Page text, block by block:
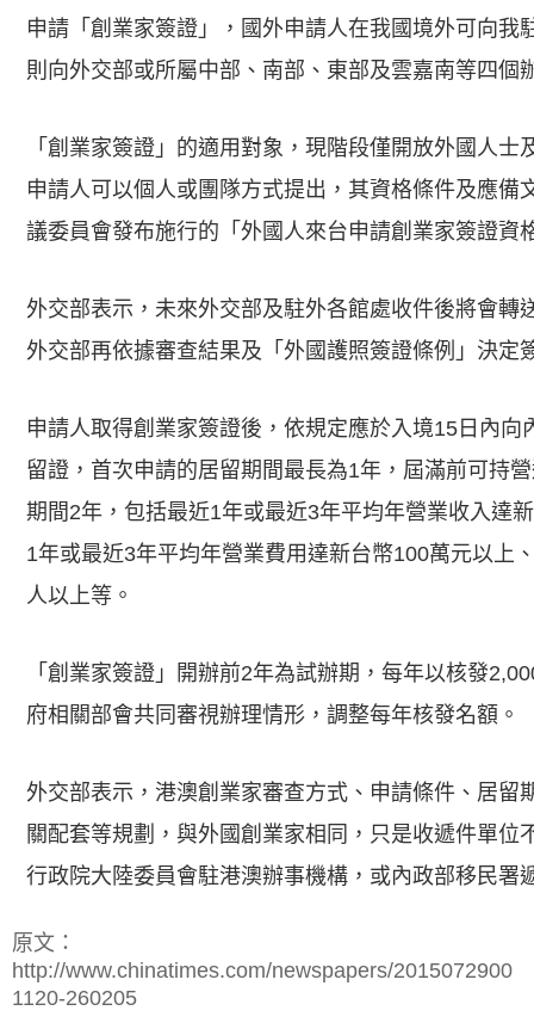
申請「創業家簽證」，國外申請人在我國境外可向我
則向外交部或所屬中部、南部、東部及雲嘉南等四個
「創業家簽證」的適用對象，現階段僅開放外國人士
申請人可以個人或團隊方式提出，其資格條件及應備
議委員會發布施行的「外國人來台申請創業家簽證資
外交部表示，未來外交部及駐外各館處收件後將會轉
外交部再依據審查結果及「外國護照簽證條例」決定
申請人取得創業家簽證後，依規定應於入境15日內向
留證，首次申請的居留期間最長為1年，屆滿前可持
期間2年，包括最近1年或最近3年平均年營業收入達
1年或最近3年平均年營業費用達新台幣100萬元以上
人以上等。
「創業家簽證」開辦前2年為試辦期，每年以核發
府相關部會共同審視辦理情形，調整每年核發名額。
外交部表示，港澳創業家審查方式、申請條件、居留
關配套等規劃，與外國創業家相同，只是收遞件單位
行政院大陸委員會駐港澳辦事機構，或內政部移民署
原文：
http://www.chinatimes.com/newspapers/2015072900
1120-260205